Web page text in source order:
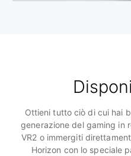
Ottieni tutto ciò di cui hai
generazione del gaming in
VR2 o immergiti
Horizon con lo speciale